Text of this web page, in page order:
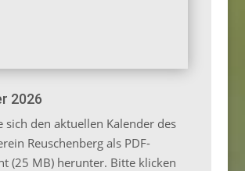
2026
sich den aktuellen Kalender des
Reuschenberg als PDF-
(25 MB) herunter. Bitte klicken